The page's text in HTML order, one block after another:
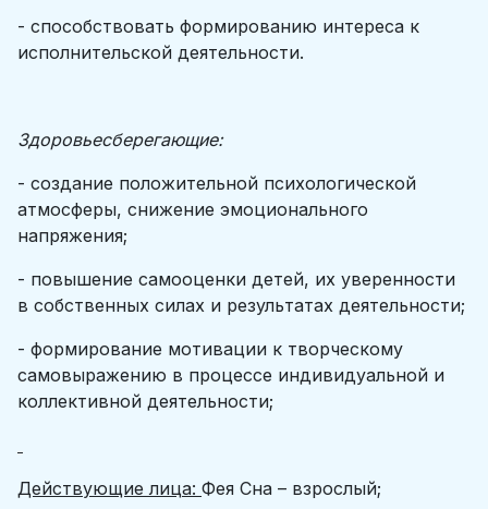
- способствовать формированию интереса к
исполнительской деятельности.
Здоровьесберегающие:
- создание положительной психологической
атмосферы, снижение эмоционального
напряжения;
- повышение самооценки детей, их уверенности
в собственных силах и результатах деятельности;
- формирование мотивации к творческому
самовыражению в процессе индивидуальной и
коллективной деятельности;
Действующие лица: Фея Сна – взрослый;